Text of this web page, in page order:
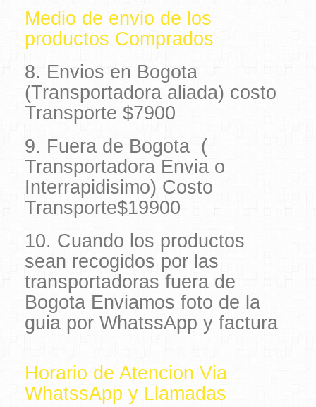
Medio de envio de los
productos Comprados
8. Envios en Bogota
(Transportadora aliada) costo
Transporte $7900
9. Fuera de Bogota (
Transportadora Envia o
Interrapidisimo) Costo
Transporte$19900
10. Cuando los productos
sean recogidos por las
transportadoras fuera de
Bogota Enviamos foto de la
guia por WhatssApp y factura
Horario de Atencion Via
WhatssApp y Llamadas